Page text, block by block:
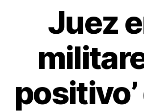
Juez